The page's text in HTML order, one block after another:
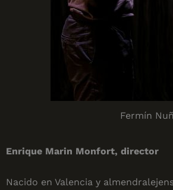
Fermín
Enrique Marin Monfort, director
Nacido en Valencia y